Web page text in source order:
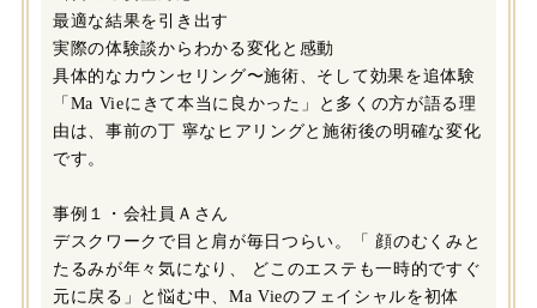
最適な結果を引き出す
実際の体験談からわかる変化と感動
具体的なカウンセリング〜施術、そして効果を追体験
「Ma Vieにきて本当に良かった」と多くの方が語る理
由は、事前の丁 寧なヒアリングと施術後の明確な変化
です。
事例１・会社員Ａさん
デスクワークで目と肩が毎日つらい。「 顔のむくみと
たるみが年々気になり、 どこのエステも一時的ですぐ
元に戻る」と悩む中、Ma Vieのフェイシャルを初体